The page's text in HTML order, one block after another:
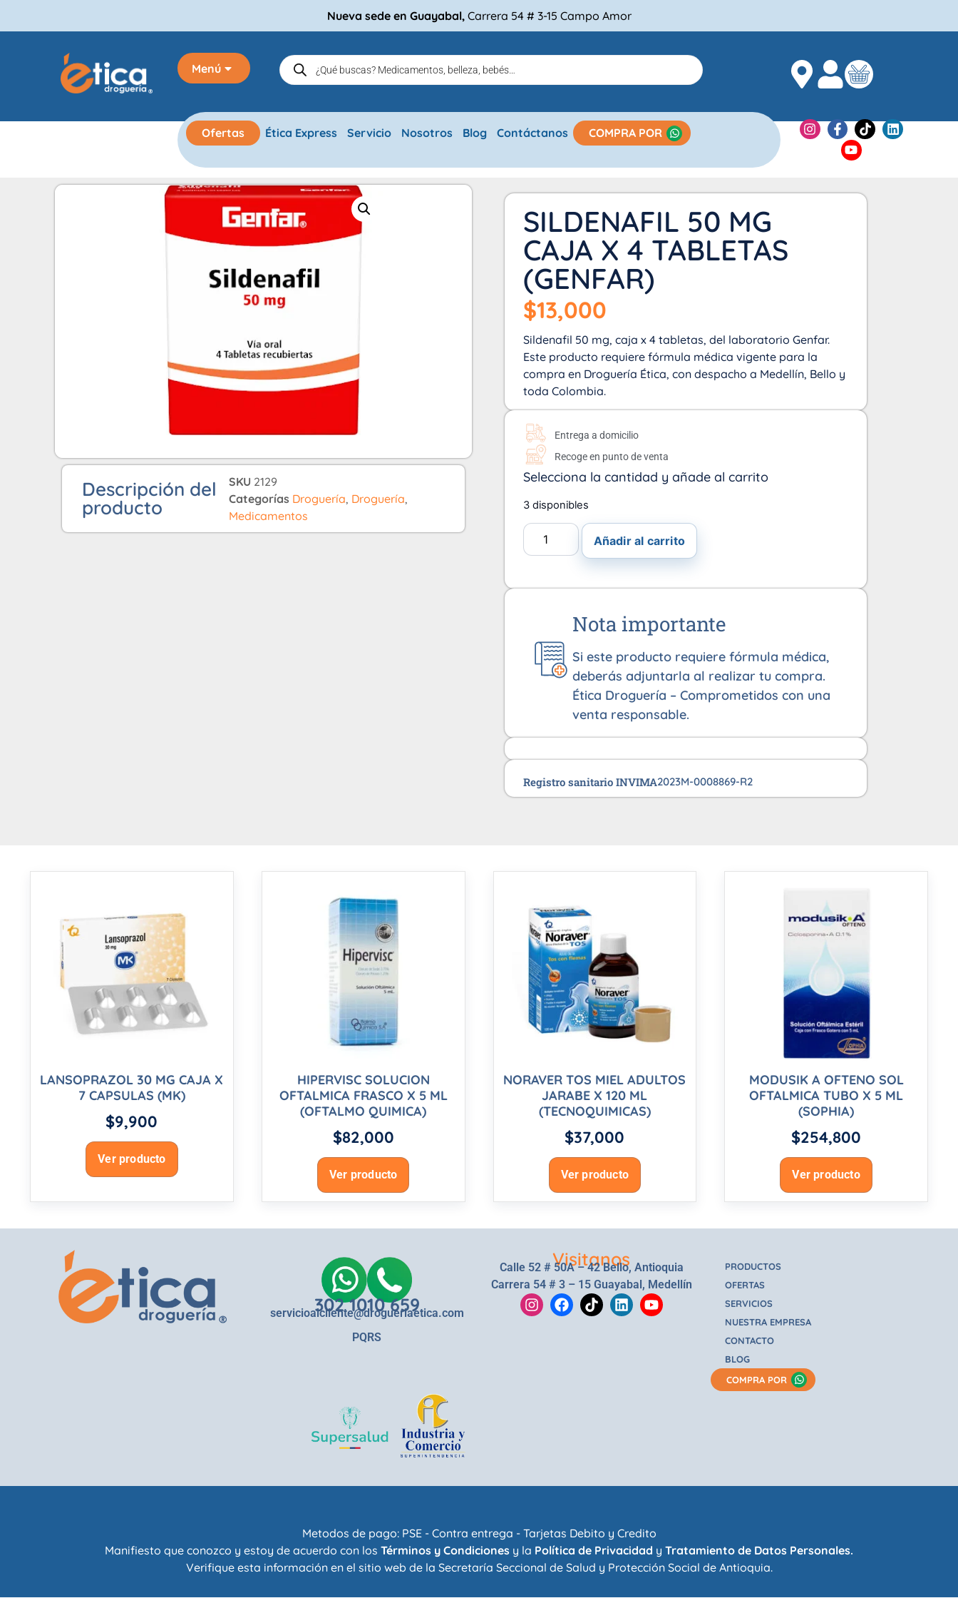
Nueva sede en Guayabal, Carrera 54 # 3-15 Campo Amor
Menú
Ofertas Ética Express Servicio Nosotros Blog Contáctanos COMPRA POR
Descripción del
producto
SKU 2129
Categorías Droguería, Droguería,
Medicamentos
SILDENAFIL 50 MG
CAJA X 4 TABLETAS
(GENFAR)
$13,000
Sildenafil 50 mg, caja x 4 tabletas, del laboratorio Genfar.
Este producto requiere fórmula médica vigente para la
compra en Droguería Ética, con despacho a Medellín, Bello y
toda Colombia.
Entrega a domicilio
Recoge en punto de venta
Selecciona la cantidad y añade al carrito
3 disponibles
Añadir al carrito
Nota importante
Si este producto requiere fórmula médica,
deberás adjuntarla al realizar tu compra.
Ética Droguería – Comprometidos con una
venta responsable.
Registro sanitario INVIMA2023M-0008869-R2
LANSOPRAZOL 30 MG CAJA X
7 CAPSULAS (MK)
$9,900
Ver producto
HIPERVISC SOLUCION
OFTALMICA FRASCO X 5 ML
(OFTALMO QUIMICA)
$82,000
Ver producto
NORAVER TOS MIEL ADULTOS
JARABE X 120 ML
(TECNOQUIMICAS)
$37,000
Ver producto
MODUSIK A OFTENO SOL
OFTALMICA TUBO X 5 ML
(SOPHIA)
$254,800
Ver producto
302 1010 659
servicioalcliente@drogueriaetica.com
PQRS
Visitanos
Calle 52 # 50A – 42 Bello, Antioquia
Carrera 54 # 3 – 15 Guayabal, Medellín
PRODUCTOS
OFERTAS
SERVICIOS
NUESTRA EMPRESA
CONTACTO
BLOG
COMPRA POR
Metodos de pago: PSE - Contra entrega - Tarjetas Debito y Credito
Manifiesto que conozco y estoy de acuerdo con los Términos y Condiciones y la Política de Privacidad y Tratamiento de Datos Personales.
Verifique esta información en el sitio web de la Secretaría Seccional de Salud y Protección Social de Antioquia.